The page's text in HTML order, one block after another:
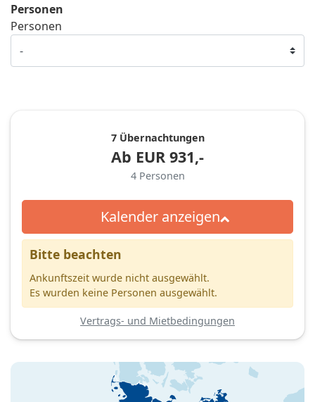
Personen
Personen
7 Übernachtungen
Ab EUR 931,-
4 Personen
Kalender anzeigen
Bitte beachten
Ankunftszeit wurde nicht ausgewählt.
Es wurden keine Personen ausgewählt.
Vertrags- und Mietbedingungen